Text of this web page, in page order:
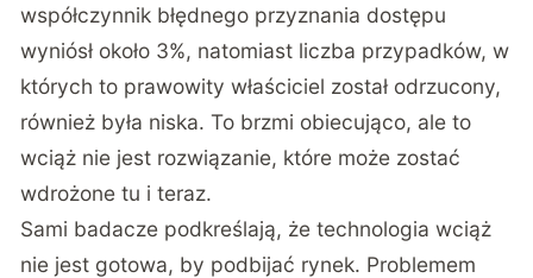
współczynnik błędnego przyznania dostępu
wyniósł około 3%, natomiast liczba przypadków, w
których to prawowity właściciel został odrzucony,
również była niska. To brzmi obiecująco, ale to
wciąż nie jest rozwiązanie, które może zostać
wdrożone tu i teraz.
Sami badacze podkreślają, że technologia wciąż
nie jest gotowa, by podbijać rynek. Problemem